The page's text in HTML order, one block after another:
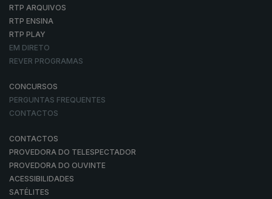
RTP ARQUIVOS
RTP ENSINA
RTP PLAY
EM DIRETO
REVER PROGRAMAS
CONCURSOS
PERGUNTAS FREQUENTES
CONTACTOS
CONTACTOS
PROVEDORA DO TELESPECTADOR
PROVEDORA DO OUVINTE
ACESSIBILIDADES
SATÉLITES